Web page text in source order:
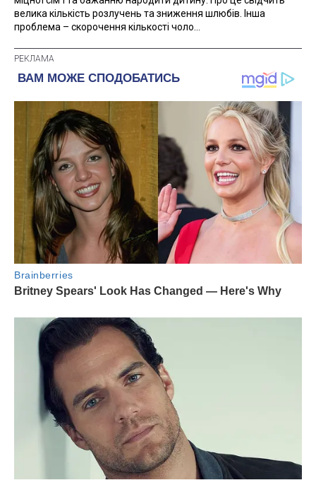
велика кількість розлучень та зниження шлюбів. Інша
проблема – скорочення кількості чоло...